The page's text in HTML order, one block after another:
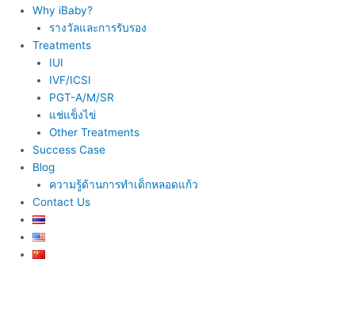
Why iBaby?
รางวัลและการรับรอง
Treatments
IUI
IVF/ICSI
PGT-A/M/SR
แช่แข็งไข่
Other Treatments
Success Case
Blog
ความรู้ด้านการทำเด็กหลอดแก้ว
Contact Us